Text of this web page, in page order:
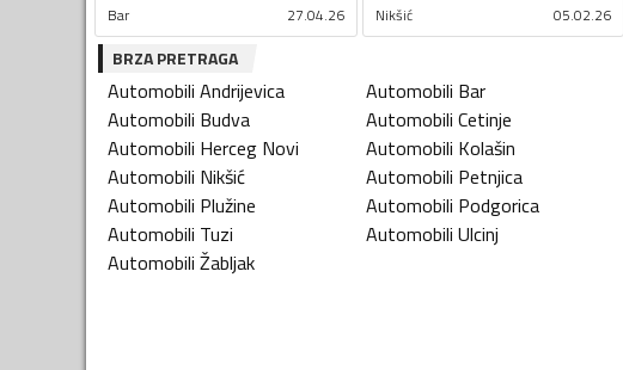
Bar 27.04.26 Nikšić 05.02.26
BRZA PRETRAGA
Automobili Andrijevica Automobili Bar
Automobili Budva Automobili Cetinje
Automobili Herceg Novi Automobili Kolašin
Automobili Nikšić Automobili Petnjica
Automobili Plužine Automobili Podgorica
Automobili Tuzi Automobili Ulcinj
Automobili Žabljak